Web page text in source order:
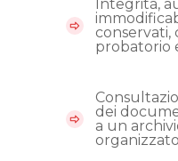
Integrità,
conservati,
probatorio
dei
a un
organizzato